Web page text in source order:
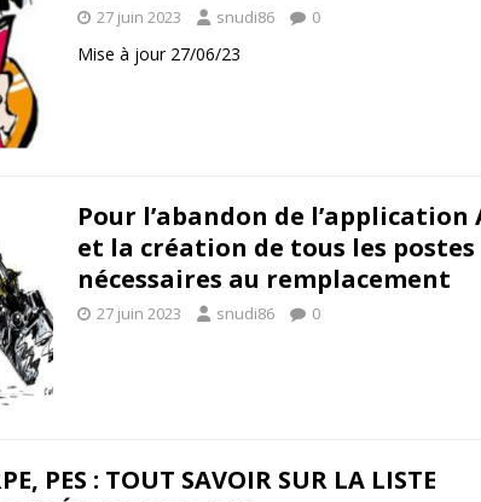
27 juin 2023 snudi86 0
Mise à jour 27/06/23
Pour l’abandon de l’application
et la création de tous les postes
nécessaires au remplacement
27 juin 2023 snudi86 0
PES : TOUT SAVOIR SUR LA LISTE